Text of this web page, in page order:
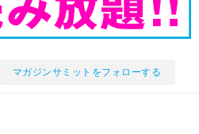
マガジンサミットをフォローする